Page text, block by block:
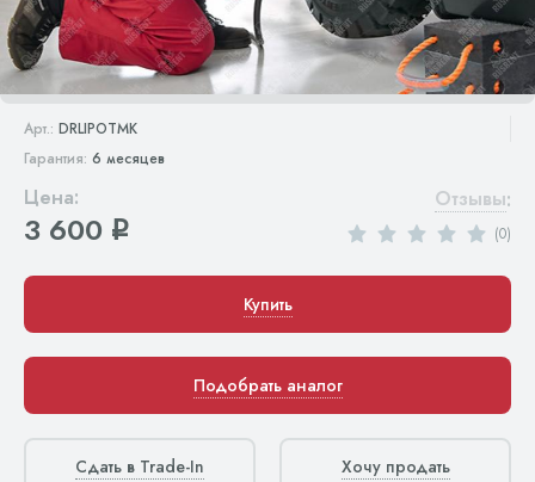
Арт.: DRLIPOTMK
Гарантия: 6 месяцев
Цена:
3 600 q
Отзывы:
(0)
Купить
Подобрать аналог
Сдать в Trade-In Хочу продать